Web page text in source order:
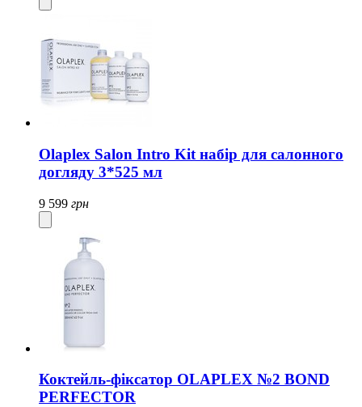
Olaplex Salon Intro Kit набір для салонного
догляду 3*525 мл
9 599 грн
Коктейль-фіксатор OLAPLEX №2 BOND
PERFECTOR